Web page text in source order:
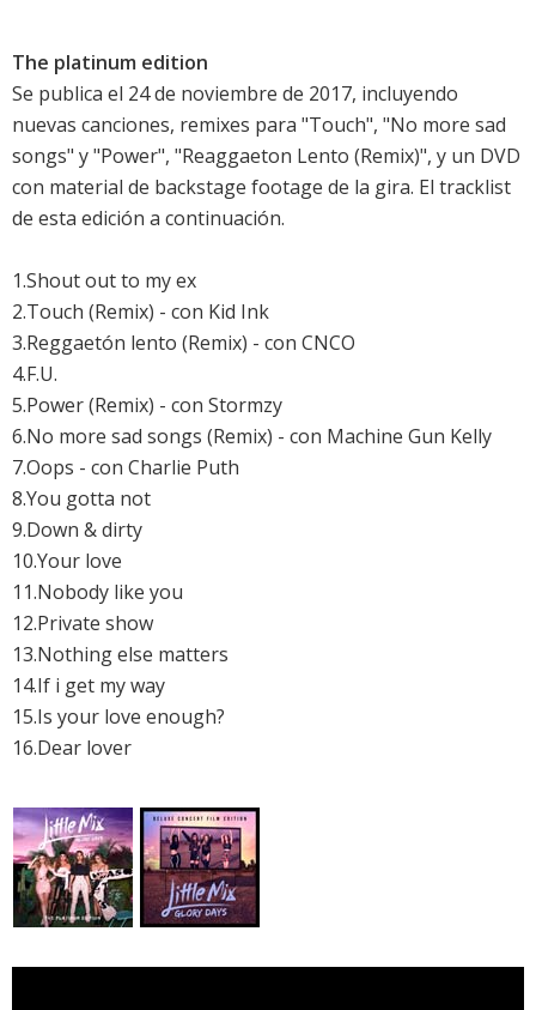
The platinum edition
Se publica el 24 de noviembre de 2017, incluyendo
nuevas canciones, remixes para "Touch", "No more sad
songs" y "Power", "Reaggaeton Lento (Remix)", y un DVD
con material de backstage footage de la gira. El tracklist
de esta edición a continuación.
1.Shout out to my ex
2.Touch (Remix) - con Kid Ink
3.Reggaetón lento (Remix) - con CNCO
4.F.U.
5.Power (Remix) - con Stormzy
6.No more sad songs (Remix) - con Machine Gun Kelly
7.Oops - con Charlie Puth
8.You gotta not
9.Down & dirty
10.Your love
11.Nobody like you
12.Private show
13.Nothing else matters
14.If i get my way
15.Is your love enough?
16.Dear lover